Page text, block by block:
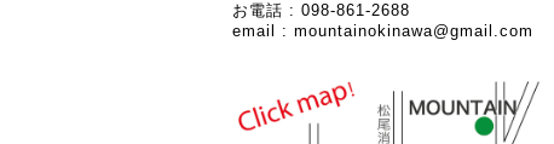
お電話 : 098-861-2688
email : mountainokinawa@gmail.com